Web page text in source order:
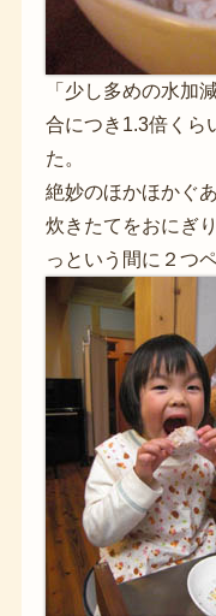
「少し多めの水加
合につき1.3倍くら
た。
絶妙のほかほかぐあ
炊きたてをおにぎ
っという間に２つ